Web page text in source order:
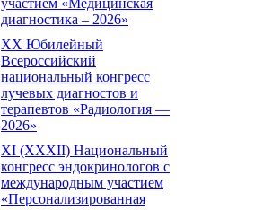
участием «Медицинская
диагностика – 2026»
XX Юбилейный
Всероссийский
национальный конгресс
лучевых диагностов и
терапевтов «Радиология —
2026»
XI (XXXII) Национальный
конгресс эндокринологов с
международным участием
«Персонализированная